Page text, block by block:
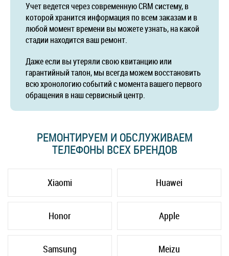
Учет ведется через современную CRM систему, в
которой хранится информация по всем заказам и в
любой момент времени вы можете узнать, на какой
стадии находится ваш ремонт.
Даже если вы утеряли свою квитанцию или
гарантийный талон, мы всегда можем восстановить
всю хронологию событий с момента вашего первого
обращения в наш сервисный центр.
РЕМОНТИРУЕМ И ОБСЛУЖИВАЕМ
ТЕЛЕФОНЫ ВСЕХ БРЕНДОВ
Xiaomi Huawei
Honor Apple
Samsung Meizu